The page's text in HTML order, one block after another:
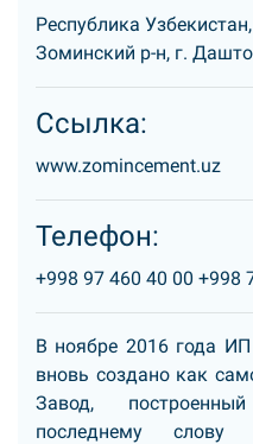
Республика
Зоминский р-н, г.
Ссылка:
www.zomincement.uz
Телефон:
+998 97 460 40 00 +998
В ноябре 2016 года ИП
вновь создано как
Завод,
последнему слову